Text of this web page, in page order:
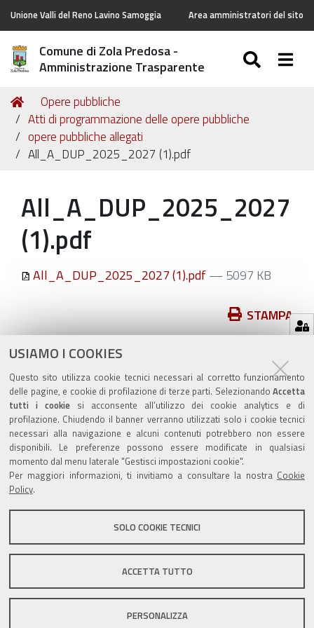
USIAMO I COOKIES
Questo sito utilizza cookie tecnici necessari al corretto funzionamento
delle pagine, e cookie di profilazione di terze parti. Selezionando Accetta
tutti i cookiesi acconsente all’utilizzo dei cookie analytics e di
profilazione. Chiudendo il banner verranno utilizzati solo i cookie tecnici
necessari alla navigazione e alcuni contenuti potrebbero non essere
disponibili. Le preferenze possono essere modificate in qualsiasi
momento dal menu laterale "Gestisci impostazioni cookie".
Per maggiori informazioni, ti invitiamo a consultare la nostra Cookie
Policy.
SOLO COOKIE TECNICI
ACCETTA TUTTO
PERSONALIZZA
Unione Valli del Reno Lavino Samoggia Area amministratori del sito
Comune di Zola Predosa -
Amministrazione Trasparente
Tu
sei
qui:
Home
Opere pubbliche
Atti di programmazione delle opere pubbliche
opere pubbliche allegati
All_A_DUP_2025_2027 (1).pdf
All_A_DUP_2025_2027
(1).pdf
All_A_DUP_2025_2027 (1).pdf— 5097 KB
sul
documento
STAMPA
ultima modifica
Valuta questo sito
Sito istituzionale Comune di Zola Predosa
Privacy policy|DPO|Accessibilità